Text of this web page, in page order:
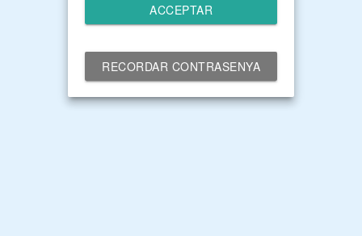
ACCEPTAR
RECORDAR CONTRASENYA